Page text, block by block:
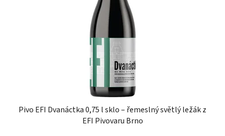
Pivo EFI Dvanáctka 0,75 l sklo – řemeslný světlý ležák z
EFI Pivovaru Brno